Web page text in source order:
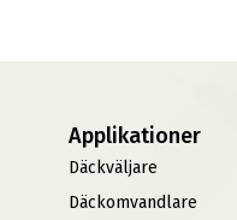
Applikationer
Däckväljare
Däckomvandlare